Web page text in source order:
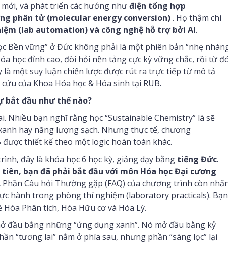
và phát triển các hướng nhưđiện tổng hợp
phân tử (molecular energy conversion). Họ thậm chí
(lab automation) và công nghệ hỗ trợ bởi AI.
Bền vững” ở Đức không phải là một phiên bản “nhẹ
học đỉnh cao, đòi hỏi nền tảng cực kỳ vững chắc, rồi từ
một suy luận chiến lược được rút ra trực tiếp từ mô tả
của Khoa Hóa học & Hóa sinh tại RUB.
bắt đầu như thế nào?
bạn nghĩ rằng học “Sustainable Chemistry” là sẽ
hay năng lượng sạch. Nhưng thực tế, chương
được thiết kế theo một logic hoàn toàn khác.
đây là khóa học 6 học kỳ, giảng dạy bằng tiếng Đức.
bạn đã phải bắt đầu với môn Hóa học Đại cương
Phần Câu hỏi Thường gặp (FAQ) của chương trình còn
hành trong phòng thí nghiệm (laboratory practicals). Bạn
Phân tích, Hóa Hữu cơ và Hóa Lý.
đầu bằng những “ứng dụng xanh”. Nó mở đầu bằng kỷ
“tương lai” nằm ở phía sau, nhưng phần “sàng lọc” lại